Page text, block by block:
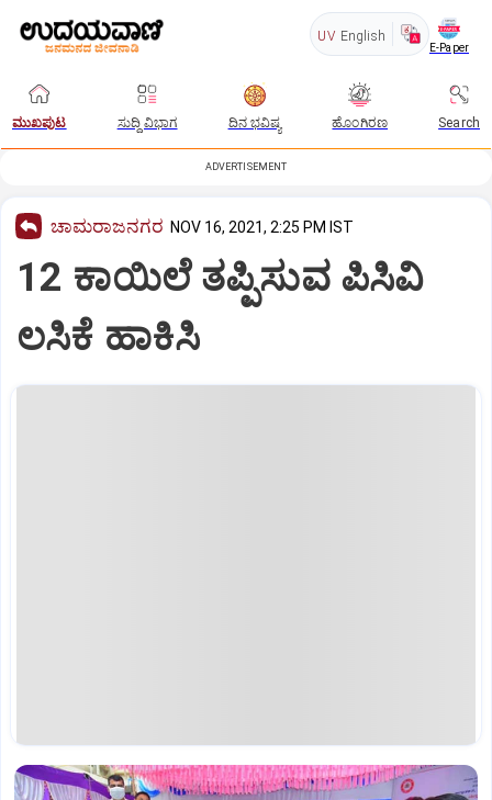
UV English
E-Paper
ಮುಖಪುಟ ಸುದ್ದಿ ವಿಭಾಗ ದಿನ ಭವಿಷ್ಯ ಹೊಂಗಿರಣ Search
ADVERTISEMENT
ಚಾಮರಾಜನಗರ NOV 16, 2021, 2:25 PM IST
12 ಕಾಯಿಲೆ ತಪ್ಪಿಸುವ ಪಿಸಿವಿ
ಲಸಿಕೆ ಹಾಕಿಸಿ